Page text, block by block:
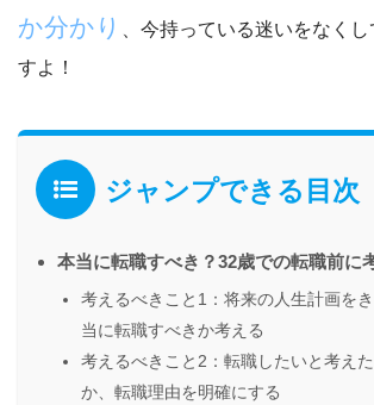
か分かり
、今持っている迷いをなく
すよ！
ジャンプできる目次
本当に転職すべき？32歳での転職前に
考えるべきこと1：将来の人生計画を
当に転職すべきか考える
考えるべきこと2：転職したいと考え
か、転職理由を明確にする